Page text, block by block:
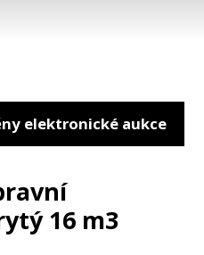
elektronické aukce
16 m3